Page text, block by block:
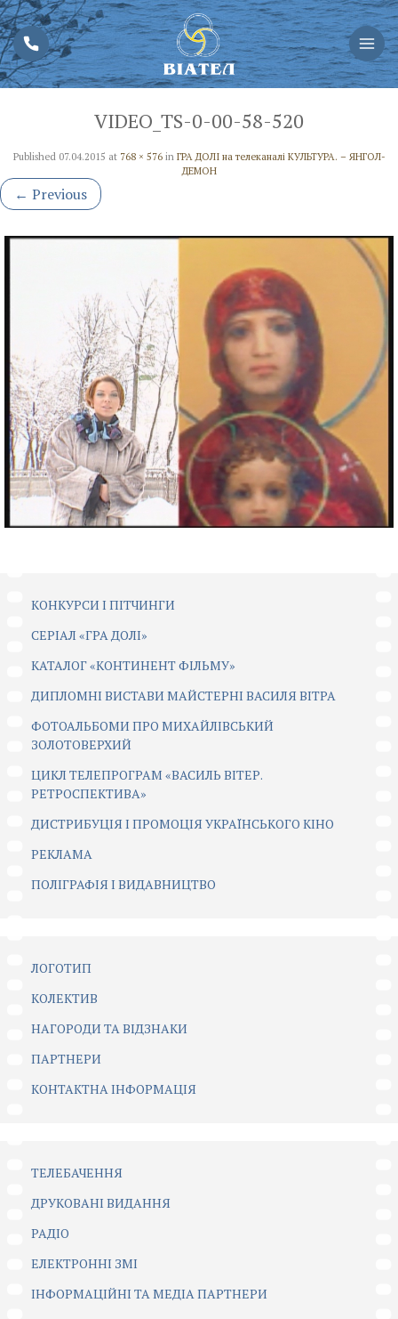
VIDEO_TS-0-00-58-520
Published 07.04.2015 at 768 × 576in ГРА ДОЛІ на телеканалі КУЛЬТУРА. – ЯНГОЛ-
ДЕМОН
← Previous
КОНКУРСИ І ПІТЧИНГИ
CЕРІАЛ «ГРА ДОЛІ»
КАТАЛОГ «КОНТИНЕНТ ФІЛЬМУ»
ДИПЛОМНІ ВИСТАВИ МАЙСТЕРНІ ВАСИЛЯ ВІТРА
ФОТОАЛЬБОМИ ПРО МИХАЙЛІВСЬКИЙ
ЗОЛОТОВЕРХИЙ
ЦИКЛ ТЕЛЕПРОГРАМ «ВАСИЛЬ ВІТЕР.
РЕТРОСПЕКТИВА»
ДИСТРИБУЦІЯ І ПРОМОЦІЯ УКРАЇНСЬКОГО КІНО
РЕКЛАМА
ПОЛІГРАФІЯ І ВИДАВНИЦТВО
ЛОГОТИП
КОЛЕКТИВ
НАГОРОДИ ТА ВІДЗНАКИ
ПАРТНЕРИ
КОНТАКТНА ІНФОРМАЦІЯ
ТЕЛЕБАЧЕННЯ
ДРУКОВАНІ ВИДАННЯ
РАДІО
ЕЛЕКТРОННІ ЗМІ
ІНФОРМАЦІЙНІ ТА МЕДІА ПАРТНЕРИ